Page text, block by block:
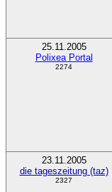
25.11.2005
Polixea Portal
2274
23.11.2005
die tageszeitung (taz)
2327